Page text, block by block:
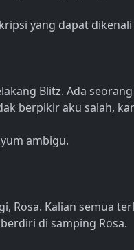
yang dapat
Blitz. Ada
berpikir aku salah,
ambigu.
Rosa. Kalian semua
di samping Rosa.